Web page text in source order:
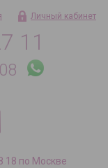
11
Личный кабинет
18 по Москве